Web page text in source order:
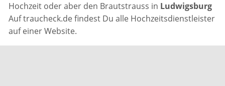
Hochzeit oder aber den Brautstrauss in Ludwigsburg
Auf traucheck.de findest Du alle Hochzeitsdienstleister
auf einer Website.